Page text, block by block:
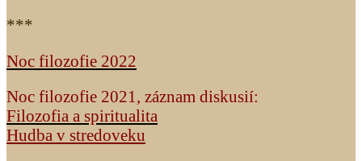
***
Noc filozofie 2022
Noc filozofie 2021, záznam diskusií:
Filozofia a spiritualita
Hudba v stredoveku